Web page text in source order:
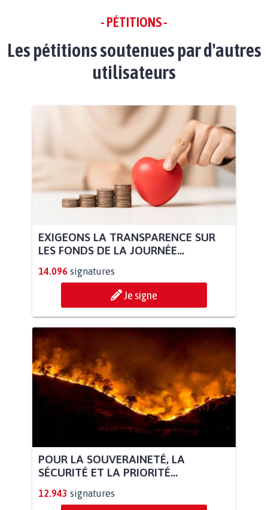
- PÉTITIONS -
Les pétitions soutenues par d'autres
utilisateurs
EXIGEONS LA TRANSPARENCE SUR
LES FONDS DE LA JOURNÉE...
14.096 signatures
Je signe
POUR LA SOUVERAINETÉ, LA
SÉCURITÉ ET LA PRIORITÉ...
12.943 signatures